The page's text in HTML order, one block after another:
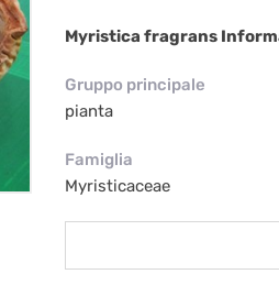
Myristica fragrans
Gruppo principale
pianta
Famiglia
Myristicaceae